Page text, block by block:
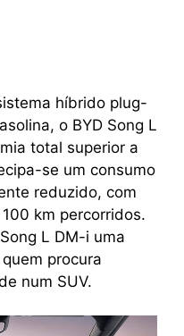
híbrido plug-
o BYD Song L
total superior a
se um consumo
reduzido, com
km percorridos.
L DM-i uma
procura
num SUV.